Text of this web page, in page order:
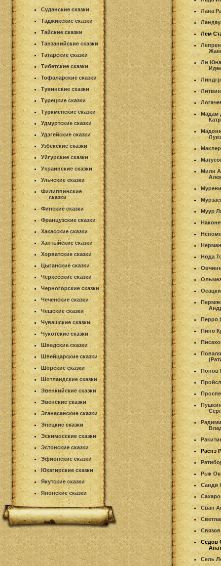
Суданские сказки
Таджикские сказки
Тайские сказки
Танзанийские сказки
Татарские сказки
Тибетские сказки
Тофаларские сказки
Тувинские сказки
Турецкие сказки
Туркменские сказки
Удмуртские сказки
Удэгейские сказки
Узбекские сказки
Уйгурские сказки
Украинские сказки
Ульчские сказки
Филиппинские
сказки
Финские сказки
Французские сказки
Хакасские сказки
Хантыйские сказки
Хорватские сказки
Цыганские сказки
Черкесские сказки
Черногорские сказки
Чеченские сказки
Чешские сказки
Чувашские сказки
Чукотские сказки
Шведские сказки
Швейцарские сказки
Шорские сказки
Шотландские сказки
Эвенкийские сказки
Эвенские сказки
Эганасанские сказки
Энецкие сказки
Эскимосские сказки
Эстонские сказки
Эфиопские сказки
Юкагирские сказки
Якутские сказки
Японские сказки
Лана
Лем
Ли
Мадам
Милн
Муур
Нода
Перро
Пино
Попов
Распэ
Рык
Санди
Сван
Седов
Сель